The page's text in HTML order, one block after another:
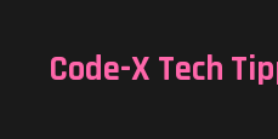
Code-X Tech